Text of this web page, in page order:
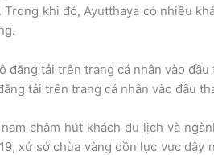
khi đó, Ayutthaya có nhiều
tải trên trang cá nhân vào đầu
châm hút khách du lịch và
xứ sở chùa vàng dồn lực vực